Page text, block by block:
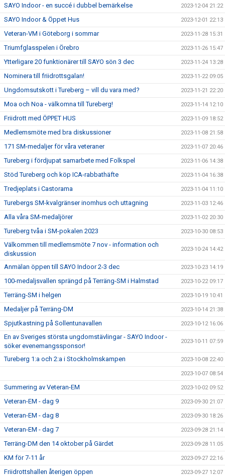
SAYO Indoor - en succé i dubbel bemärkelse 2023-12-04 21:22
SAYO Indoor & Öppet Hus 2023-12-01 22:13
Veteran-VM i Göteborg i sommar 2023-11-28 15:31
Triumfglasspelen i Örebro 2023-11-26 15:47
Ytterligare 20 funktionärer till SAYO sön 3 dec 2023-11-24 13:28
Nominera till friidrottsgalan! 2023-11-22 09:05
Ungdomsutskott i Tureberg – vill du vara med? 2023-11-21 22:20
Moa och Noa - välkomna till Tureberg! 2023-11-14 12:10
Friidrott med ÖPPET HUS 2023-11-09 18:52
Medlemsmöte med bra diskussioner 2023-11-08 21:58
171 SM-medaljer för våra veteraner 2023-11-07 20:46
Tureberg i fördjupat samarbete med Folkspel 2023-11-06 14:38
Stöd Tureberg och köp ICA-rabbathäfte 2023-11-04 16:38
Tredjeplats i Castorama 2023-11-04 11:10
Turebergs SM-kvalgränser inomhus och uttagning 2023-11-03 12:46
Alla våra SM-medaljörer 2023-11-02 20:30
Tureberg tvåa i SM-pokalen 2023 2023-10-30 08:53
Välkommen till medlemsmöte 7 nov - information och
diskussion
2023-10-24 14:42
Anmälan öppen till SAYO Indoor 2-3 dec 2023-10-23 14:19
100-medaljsvallen sprängd på Terräng-SM i Halmstad 2023-10-22 09:17
Terräng-SM i helgen 2023-10-19 10:41
Medaljer på Terräng-DM 2023-10-14 21:38
Spjutkastning på Sollentunavallen 2023-10-12 16:06
En av Sveriges största ungdomstävlingar - SAYO Indoor -
söker evenemangssponsor!
2023-10-11 07:59
Tureberg 1:a och 2:a i Stockholmskampen 2023-10-08 22:40
2023-10-07 08:54
Summering av Veteran-EM 2023-10-02 09:52
Veteran-EM - dag 9 2023-09-30 21:07
Veteran-EM - dag 8 2023-09-30 18:26
Veteran-EM - dag 7 2023-09-28 21:14
Terräng-DM den 14 oktober på Gärdet 2023-09-28 11:05
KM för 7-11 år 2023-09-27 22:16
Friidrottshallen återigen öppen 2023-09-27 12:07